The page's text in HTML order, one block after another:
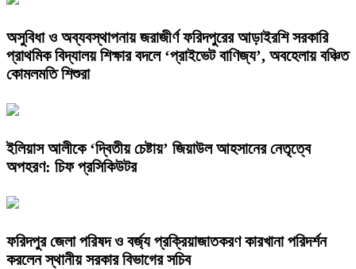
অসুবিধা ও অব্যবস্থাপনায় জরাজীর্ণ ফরিদপুরের আড়াইরশি সরকারি
প্রাথমিক বিদ্যালয় শিক্ষার বদলে ‘প্রাইভেট বাণিজ্য’, অবহেলায় বঞ্চিত
কোমলমতি শিশুরা
ইলিয়াস আলীকে ‘দ্বিতীয় চেষ্টায়’ জিয়াউল আহসানের নেতৃত্বে
অপহরণ: চিফ প্রসিকিউটর
ফরিদপুর জেলা পরিষদ ও বর্জ্য প্রক্রিয়াজাতকরণ কারখানা পরিদর্শন
করলেন স্থানীয় সরকার বিভাগের সচিব